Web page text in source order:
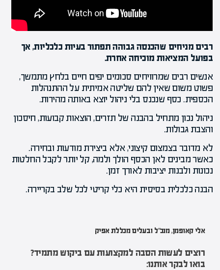
רבים מניחים שהכנסה גבוהה תפתור בעיות כלכליות, אך
בפועל המציאות מוכיחה אחרת.
אנשים רבים שמרוויחים סכומים יפים חיים בלחץ מתמשך,
פשוט משום שאין להם שליטה אמיתית על ההתנהלות
הכספית. כסף שנכנס בלי ניהול יוצא באותה מהירות.
ניהול נכון מתחיל בהבנה של תזרים, הוצאות קבועות, חיסכון
והצבת גבולות.
לא מדובר בצמצום קיצוני, אלא ביצירת מודעות ובחירה.
כאשר מבינים לאן הכסף הולך ולמה, קל יותר לקבל החלטות
נכונות ולבנות יציבות לאורך זמן.
הבנה כלכלית בסיסית היא כלי קריטי לכל שלב בקריירה.
אלי קאופמן, מנכ"ל ובעלים מכללת אפיק
רוצים לעשות הסבה למקצועות עם ביקוש מתמיד?
בואו לבקר אותנו: